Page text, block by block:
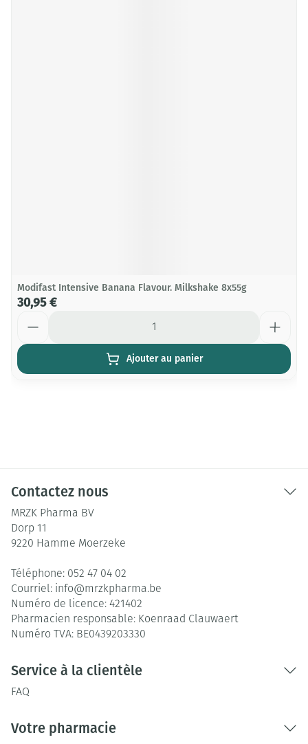
Modifast Intensive Banana Flavour. Milkshake 8x55g
30,95 €
Ajouter au panier
Contactez nous
MRZK Pharma BV
Dorp 11
9220 Hamme Moerzeke
Téléphone: 052 47 04 02
Courriel: info@mrzkpharma.be
Numéro de licence: 421402
Pharmacien responsable: Koenraad Clauwaert
Numéro TVA: BE0439203330
Service à la clientèle
FAQ
Votre pharmacie